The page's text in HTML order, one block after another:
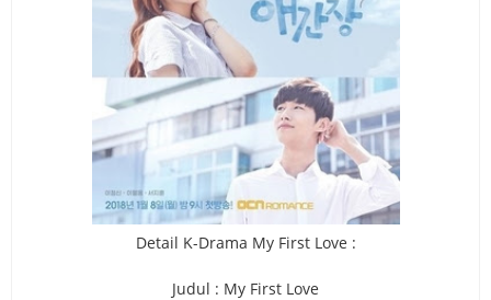
Detail K-Drama My First Love :
Judul : My First Love